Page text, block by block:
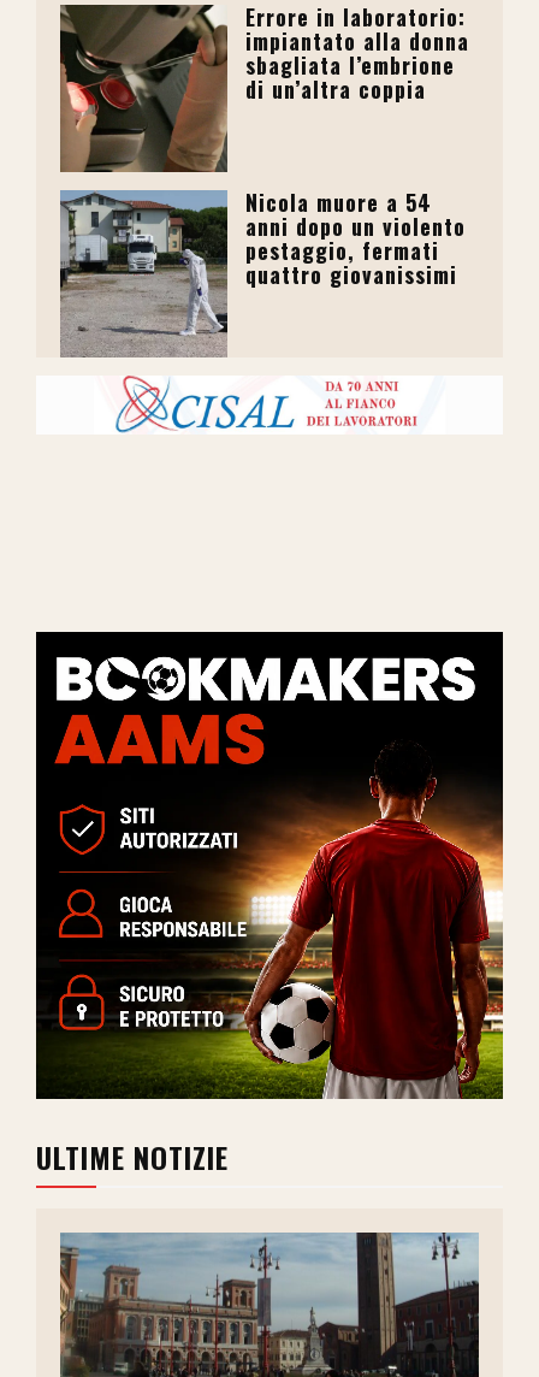
Errore in laboratorio:
impiantato alla donna
sbagliata l’embrione
di un’altra coppia
Nicola muore a 54
anni dopo un violento
pestaggio, fermati
quattro giovanissimi
ULTIME NOTIZIE